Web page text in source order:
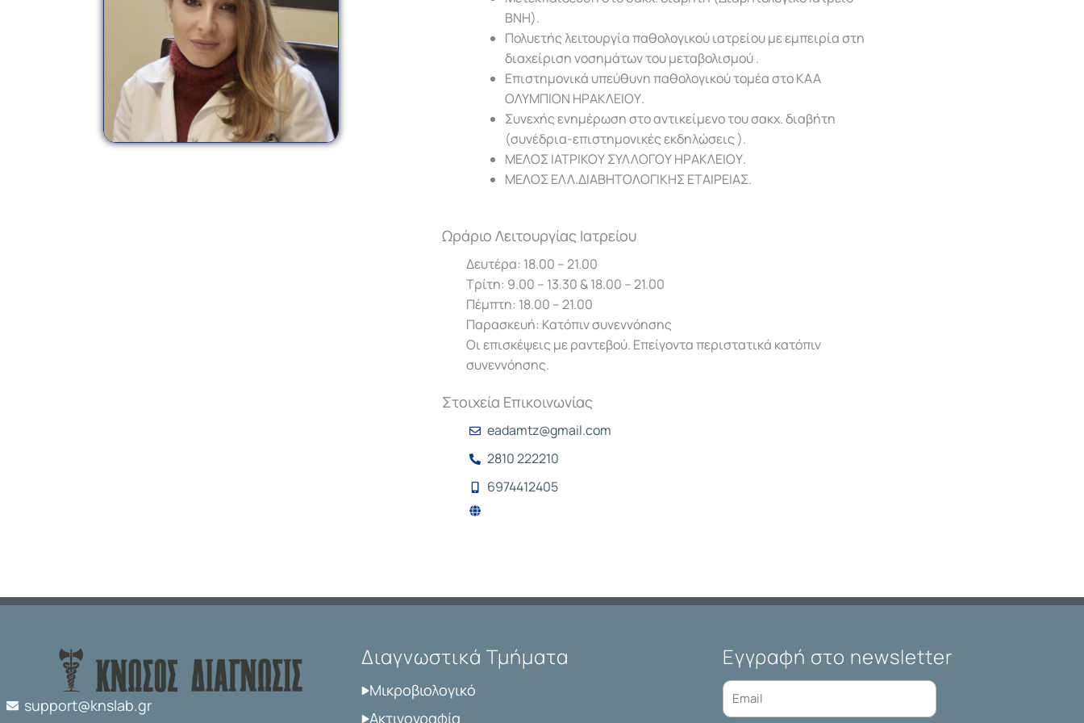
ΒΝΗ).
Πολυετής λειτουργία παθολογικού ιατρείου με εμπειρία στη
διαχείριση νοσημάτων του μεταβολισμού .
Επιστημονικά υπεύθυνη παθολογικού τομέα στο ΚΑΑ
ΟΛΥΜΠΙΟΝ ΗΡΑΚΛΕΙΟΥ.
Συνεχής ενημέρωση στο αντικείμενο του σακχ. διαβήτη
(συνέδρια-επιστημονικές εκδηλώσεις ).
ΜΕΛΟΣ ΙΑΤΡΙΚΟΥ ΣΥΛΛΟΓΟΥ ΗΡΑΚΛΕΙΟΥ.
ΜΕΛΟΣ ΕΛΛ.ΔΙΑΒΗΤΟΛΟΓΙΚΗΣ ΕΤΑΙΡΕΙΑΣ.
Ωράριο Λειτουργίας Ιατρείου
Δευτέρα: 18.00 – 21.00
Τρίτη: 9.00 – 13.30 & 18.00 – 21.00
Πέμπτη: 18.00 – 21.00
Παρασκευή: Κατόπιν συνεννόησης
Οι επισκέψεις με ραντεβού. Επείγοντα περιστατικά κατόπιν
συνεννόησης.
Στοιχεία Επικοινωνίας
eadamtz@gmail.com
2810 222210
6974412405
support@knslab.gr
Διαγνωστικά Τμήματα
Μικροβιολογικό
Ακτινογραφία
Εγγραφή στο newsletter